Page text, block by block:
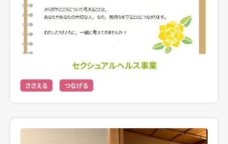
セクシュアルヘルス事業
ささえる つなげる